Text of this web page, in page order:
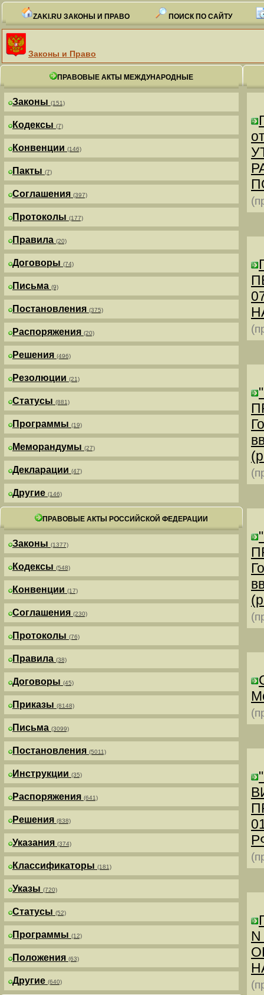
ZAKI.RU ЗАКОНЫ И ПРАВО ПОИСК ПО САЙТУ
Законы и Право
ПРАВОВЫЕ АКТЫ МЕЖДУНАРОДНЫЕ
Законы (151)
Кодексы (7)
Конвенции (146)
Пакты (7)
Соглашения (397)
Протоколы (177)
Правила (20)
Договоры (74)
Письма (9)
Постановления (375)
Распоряжения (20)
Решения (496)
Резолюции (21)
Статусы (881)
Программы (19)
Меморандумы (27)
Декларации (47)
Другие (146)
ПРАВОВЫЕ АКТЫ РОССИЙСКОЙ ФЕДЕРАЦИИ
Законы (1377)
Кодексы (548)
Конвенции (17)
Соглашения (230)
Протоколы (76)
Правила (38)
Договоры (45)
Приказы (8148)
Письма (3099)
Постановления (5011)
Инструкции (35)
Распоряжения (641)
Решения (838)
Указания (374)
Классификаторы (181)
Указы (720)
Статусы (52)
Программы (12)
Положения (63)
Другие (640)